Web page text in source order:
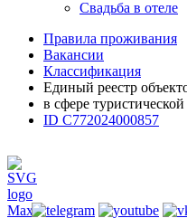
Свадьба в отеле
Правила проживания
Вакансии
Классификация
Единый реестр
в сфере туристической
ID С772024000857